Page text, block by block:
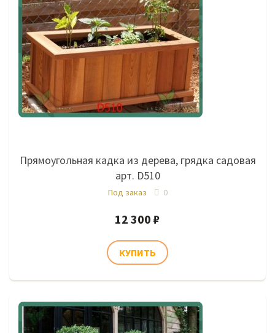
Прямоугольная кадка из дерева, грядка садовая
арт. D510
Под заказ 0
12 300 ₽